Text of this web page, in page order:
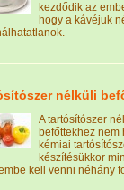
kezdődik az
hogy a kávéjuk
nélküli
A tartósítószer
befőttekhez nem
kémiai
készítésükkor
kell venni néhány